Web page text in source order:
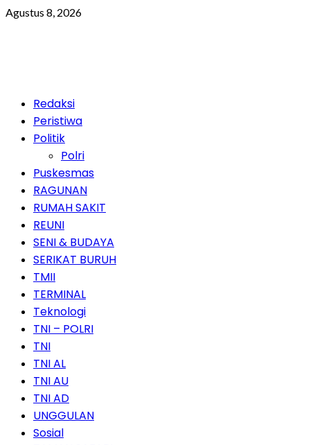
Skip
Agustus 8, 2026
PrimaryRedaksi
Peristiwa
Politik
Polri
Puskesmas
RAGUNAN
RUMAH SAKIT
REUNI
SENI & BUDAYA
SERIKAT BURUH
TMII
TERMINAL
Teknologi
TNI – POLRI
TNI
TNI AL
TNI AU
TNI AD
UNGGULAN
Sosial